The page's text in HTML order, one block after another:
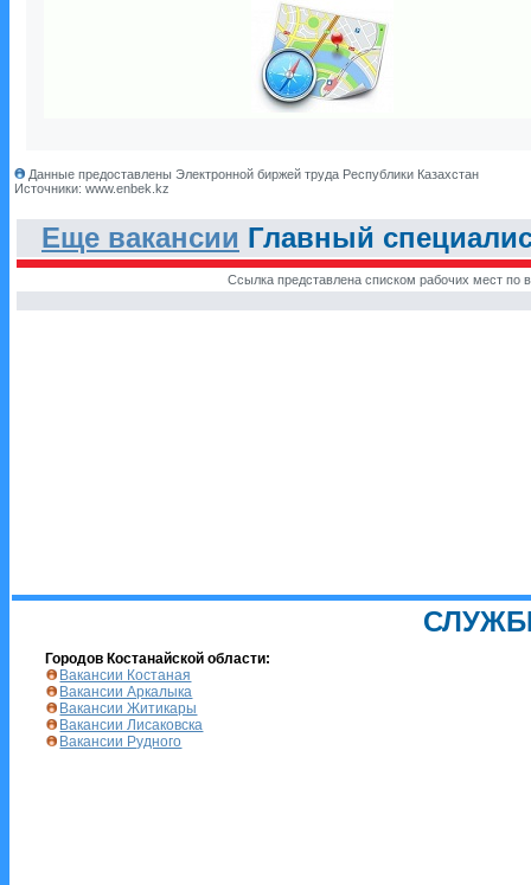
Данные предоставлены Электронной биржей труда Республики Казахстан
Источники: www.enbek.kz
Еще вакансии Главный
Ссылка представлена списком рабочих мест по
Городов Костанайской области:
Вакансии Костаная
Вакансии Аркалыка
Вакансии Житикары
Вакансии Лисаковска
Вакансии Рудного